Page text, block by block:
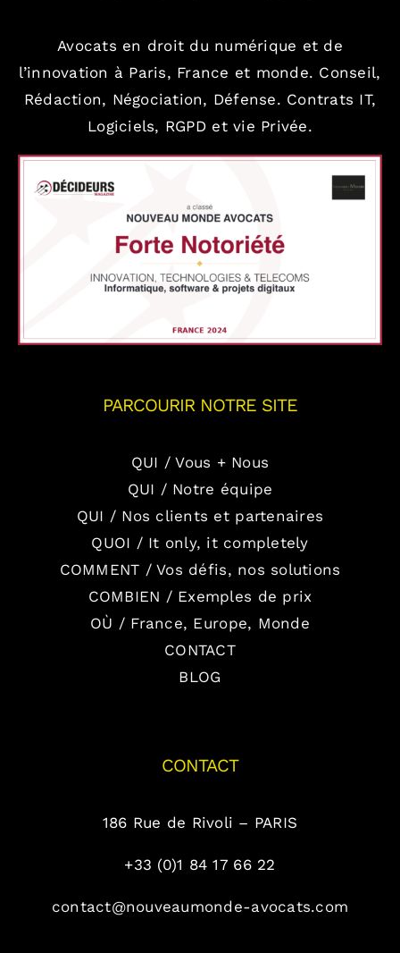
Avocats en droit du numérique et de
l’innovation à Paris, France et monde. Conseil,
Rédaction, Négociation, Défense. Contrats IT,
Logiciels, RGPD et vie Privée.
PARCOURIR NOTRE SITE
QUI / Vous + Nous
QUI / Notre équipe
QUI / Nos clients et partenaires
QUOI / It only, it completely
COMMENT / Vos défis, nos solutions
COMBIEN / Exemples de prix
OÙ / France, Europe, Monde
CONTACT
BLOG
CONTACT
186 Rue de Rivoli – PARIS
+33 (0)1 84 17 66 22
contact@nouveaumonde-avocats.com